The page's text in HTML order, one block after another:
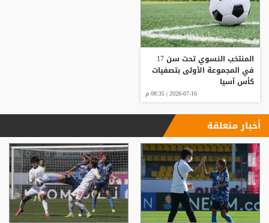
المنتخب النسوي تحت سن 17
في المجموعة الأولى بتصفيات
كأس آسيا
2026-07-16 | 08:35 م
أخبار متعلقة